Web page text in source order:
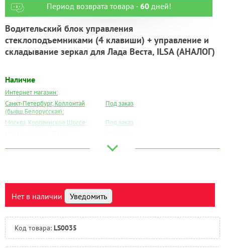
Период возврата товара - 60дней!
Водительский блок управления
стеклоподъемниками (4 клавиши) + управление и
складывание зеркал для Лада Веста, ILSA (АНАЛОГ)
Наличие
Интернет магазин:
Санкт-Петербург, Коллонтай
(бывш.Белорусская):
Под заказ
Москва, Коровинское Шоссе:
Под заказ
Под заказ
Под заказ
Тюмень:
Есть
Нет в наличии Уведомить
Код товара: LS0035